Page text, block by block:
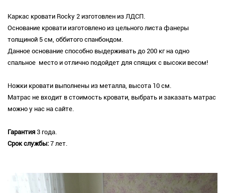
Каркас кровати Rocky 2 изготовлен из ЛДСП.
Основание кровати изготовлено из цельного листа фанеры
толщиной 5 см, оббитого спанбондом.
Данное основание способно выдерживать до 200 кг на одно
спальное место и отлично подойдет для спящих с высоки весом!
Ножки кровати выполнены из металла, высота 10 см.
Матрас не входит в стоимость кровати, выбрать и заказать матрас
можно у нас на сайте.
Гарантия 3 года.
Срок службы: 7 лет.